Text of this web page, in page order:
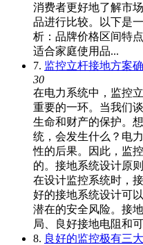
消费者更好地了解市
品进行比较。以下是
析：品牌价格区间特
适合家庭使用品...
7. 监控立杆接地方案
30
在电力系统中，监控
重要的一环。当我们
生命和财产的保护。
统，会发生什么？电
性的后果。因此，监
的。接地系统设计原
在设计监控系统时，
好的接地系统设计可
潜在的安全风险。接
局、良好接地电阻和
8. 良好的监控极有三